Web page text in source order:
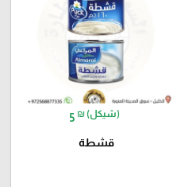
5 ₪ (شيكل)
قشطة